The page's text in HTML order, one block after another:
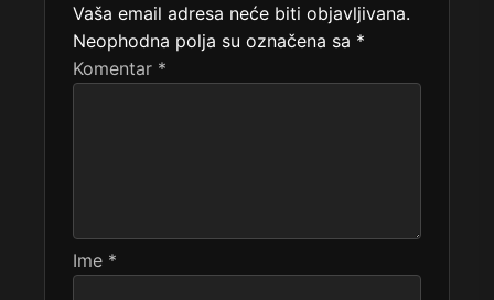
Vaša email adresa neće biti objavljivana.
Neophodna polja su označena sa *
Komentar *
Ime *